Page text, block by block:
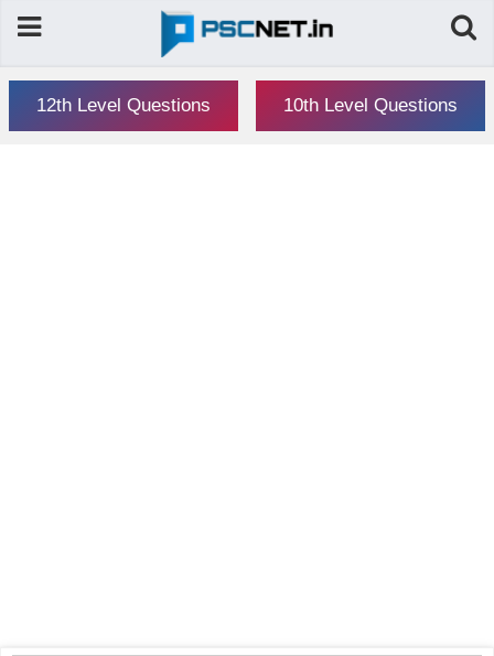
12th Level Questions 10th Level Questions